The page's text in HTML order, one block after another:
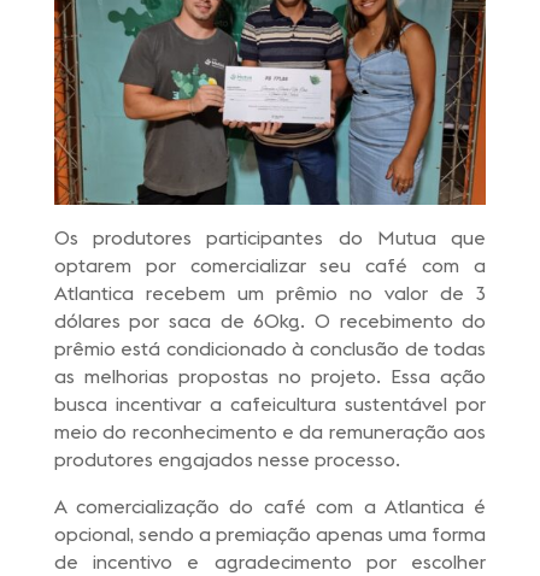
Os produtores participantes do Mutua que
optarem por comercializar seu café com a
Atlantica recebem um prêmio no valor de 3
dólares por saca de 60kg. O recebimento do
prêmio está condicionado à conclusão de todas
as melhorias propostas no projeto. Essa ação
busca incentivar a cafeicultura sustentável por
meio do reconhecimento e da remuneração aos
produtores engajados nesse processo.
A comercialização do café com a Atlantica é
opcional, sendo a premiação apenas uma forma
de incentivo e agradecimento por escolher